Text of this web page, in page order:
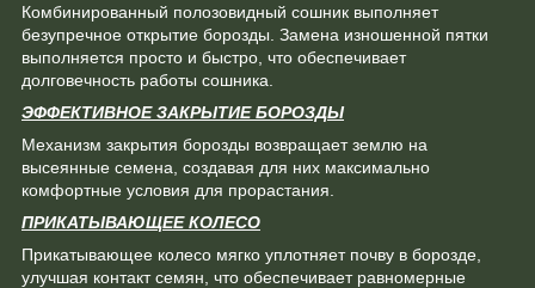
Комбинированный полозовидный сошник выполняет
безупречное открытие борозды. Замена изношенной пятки
выполняется просто и быстро, что обеспечивает
долговечность работы сошника.
ЭФФЕКТИВНОЕ ЗАКРЫТИЕ БОРОЗДЫ
Механизм закрытия борозды возвращает землю на
высеянные семена, создавая для них максимально
комфортные условия для прорастания.
ПРИКАТЫВАЮЩЕЕ КОЛЕСО
Прикатывающее колесо мягко уплотняет почву в борозде,
улучшая контакт семян, что обеспечивает равномерные